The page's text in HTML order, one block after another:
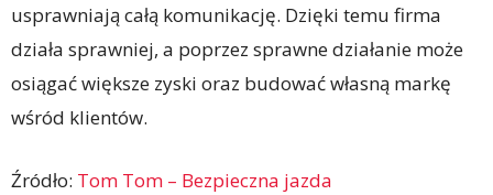
usprawniają całą komunikację. Dzięki temu firma
działa sprawniej, a poprzez sprawne działanie może
osiągać większe zyski oraz budować własną markę
wśród klientów.
Źródło: Tom Tom – Bezpieczna jazda